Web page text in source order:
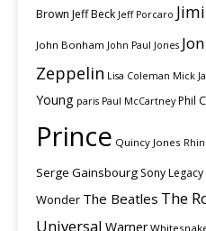
Brown Jeff Beck Jeff Porcaro
John Bonham John Paul Jones
Zeppelin Lisa Coleman Mick
Young paris Paul McCartney Phil
Prince Quincy Jones
Serge Gainsbourg Sony Legacy
Wonder The Beatles The
Universal Warner